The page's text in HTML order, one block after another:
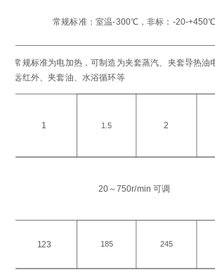
常规标准：室温-300℃，非标：-20-+450℃
常规标准为电加热，可制造为夹套蒸汽、夹套导热油
远红外、夹套油、水浴循环等
1 1.5 2
20～750r/min 可调
123 185 245